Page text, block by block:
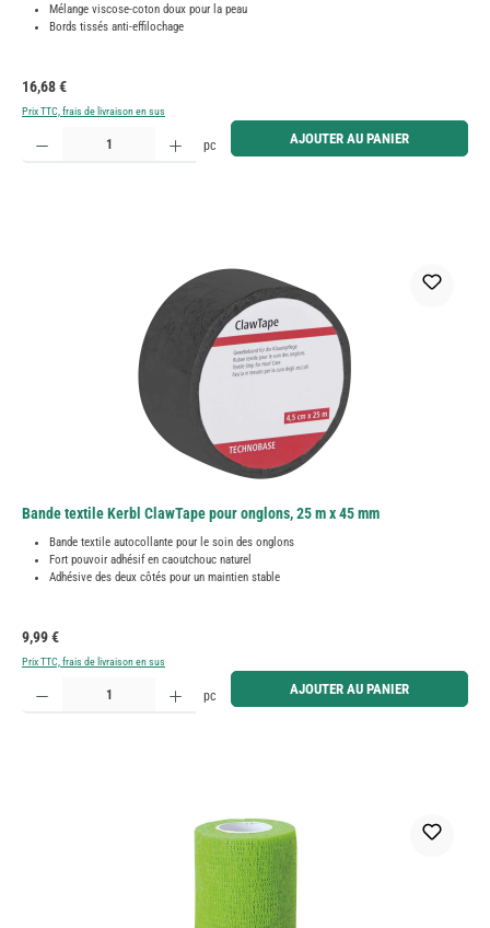
Mélange viscose-coton doux pour la peau
Bords tissés anti-effilochage
Prix régulier :
16,68 €
Prix TTC, frais de livraison en sus
Quantité de produit : Entrez la quantité souhaitée ou utilisez les boutons pour augmenter ou
pc AJOUTER AU PANIER
Bande textile Kerbl ClawTape pour onglons, 25 m x 45 mm
Bande textile autocollante pour le soin des onglons
Fort pouvoir adhésif en caoutchouc naturel
Adhésive des deux côtés pour un maintien stable
Prix régulier :
9,99 €
Prix TTC, frais de livraison en sus
Quantité de produit : Entrez la quantité souhaitée ou utilisez les boutons pour augmenter ou
pc AJOUTER AU PANIER